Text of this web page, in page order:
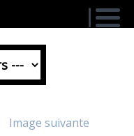
Image suivante